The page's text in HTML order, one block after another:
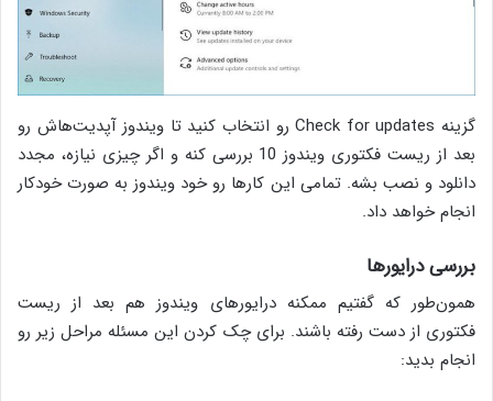
گزینه‌ Check for updates رو انتخاب کنید تا ویندوز آپدیت‌هاش رو
بعد از ریست فکتوری ویندوز 10 بررسی کنه و اگر چیزی نیازه، مجدد
دانلود و نصب بشه. تمامی این کارها رو خود ویندوز به صورت خودکار
انجام خواهد داد.
بررسی درایورها
همون‌طور که گفتیم ممکنه درایورهای ویندوز هم بعد از ریست
فکتوری از دست رفته باشند. برای چک کردن این مسئله مراحل زیر رو
انجام بدید: